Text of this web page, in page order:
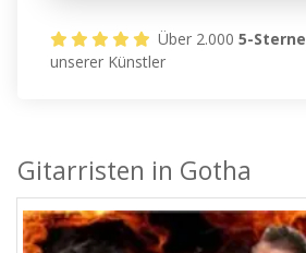
Über 2.0005-Sterne
unserer Künstler
Gitarristen in Gotha